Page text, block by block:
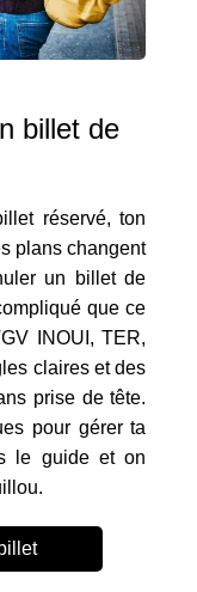
billet de
réservé, ton
plans changent
un billet de
que ce
INOUI, TER,
claires et des
prise de tête.
pour gérer ta
le guide et on